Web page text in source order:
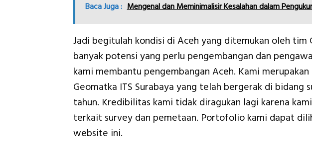
Baca Juga : Mengenal dan Meminimalisir Kesalahan dalam
Jadi begitulah kondisi di Aceh yang ditemukan oleh tim
banyak potensi yang perlu pengembangan dan
kami membantu pengembangan Aceh. Kami
Geomatka ITS Surabaya yang telah bergerak di bidang
tahun. Kredibilitas kami tidak diragukan lagi karena
terkait survey dan pemetaan. Portofolio kami dapat
website ini.